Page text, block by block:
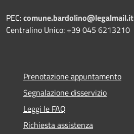
PEC:comune.bardolino@legalmail.it
Centralino Unico: +39 045 6213210
Prenotazione appuntamento
Segnalazione disservizio
Leggi le FAQ
Richiesta assistenza